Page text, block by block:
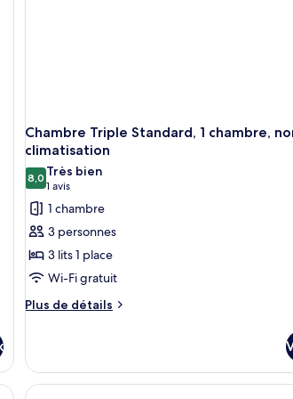
Chambre Triple Standard, 1 chambre,
climatisation
8,08,0 sur 10
Très bien
1 avis
(1 avis)
1 chambre
3 personnes
3 lits 1 place
Wi-Fi gratuit
Plus de détails
Plus
le
type
bureau, rideaux occultants